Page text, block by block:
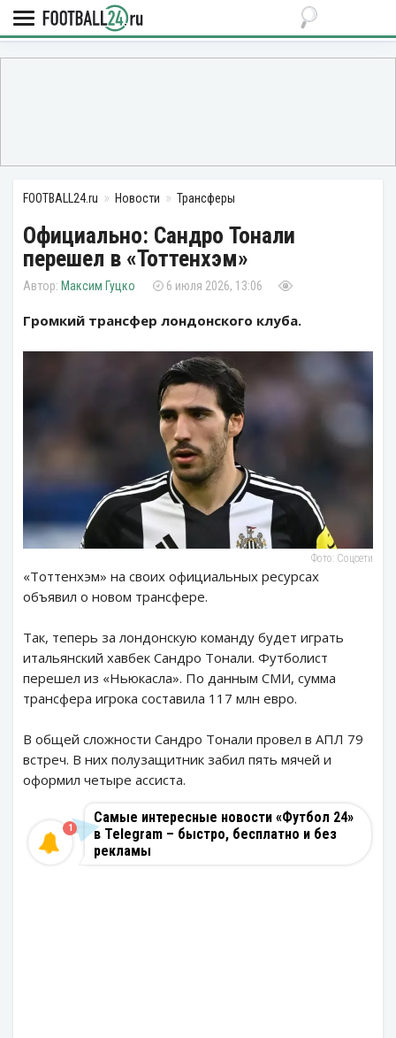
FOOTBALL24.ru Новости Трансферы
Официально: Сандро Тонали
перешел в «Тоттенхэм»
Максим Гуцко 6 июля 2026, 13:06
Громкий трансфер лондонского клуба.
Фото: Соцсети
«Тоттенхэм» на своих официальных ресурсах
объявил о новом трансфере.
Так, теперь за лондонскую команду будет играть
итальянский хавбек Сандро Тонали. Футболист
перешел из «Ньюкасла». По данным СМИ, сумма
трансфера игрока составила 117 млн евро.
В общей сложности Сандро Тонали провел в АПЛ 79
встреч. В них полузащитник забил пять мячей и
оформил четыре ассиста.
Самые интересные новости «Футбол 24»
в Telegram – быстро, бесплатно и без
рекламы
1